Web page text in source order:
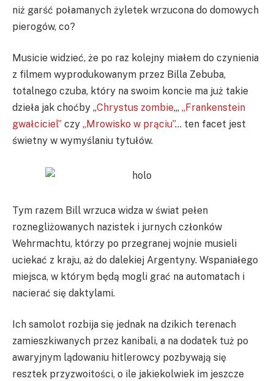
niż garść połamanych żyletek wrzucona do domowych
pierogów, co?
Musicie widzieć, że po raz kolejny miałem do czynienia
z filmem wyprodukowanym przez Billa Zebuba,
totalnego czuba, który na swoim koncie ma już takie
dzieła jak choćby „Chrystus zombie„, „Frankenstein
gwałciciel” czy „Mrowisko w prąciu”… ten facet jest
świetny w wymyślaniu tytułów.
Tym razem Bill wrzuca widza w świat pełen
roznegliżowanych nazistek i jurnych członków
Wehrmachtu, którzy po przegranej wojnie musieli
uciekać z kraju, aż do dalekiej Argentyny. Wspaniałego
miejsca, w którym będą mogli grać na automatach i
nacierać się daktylami.
Ich samolot rozbija się jednak na dzikich terenach
zamieszkiwanych przez kanibali, a na dodatek tuż po
awaryjnym lądowaniu hitlerowcy pozbywają się
resztek przyzwoitości, o ile jakiekolwiek im jeszcze